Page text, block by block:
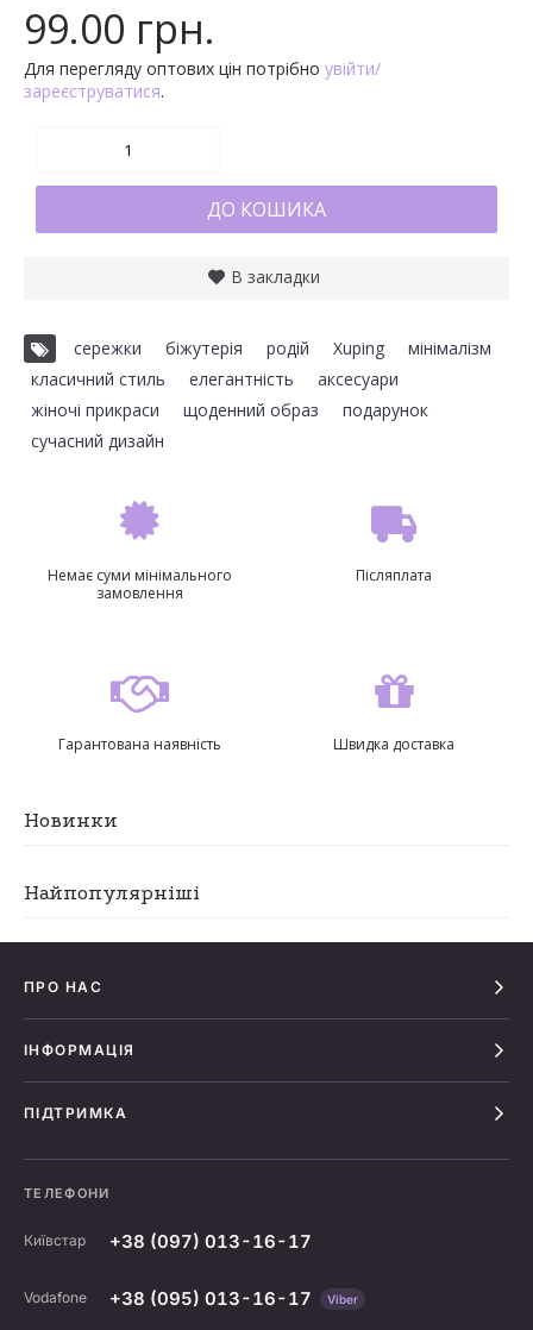
99.00 грн.
Для перегляду оптових цін потрібно увійти/
зареєструватися.
ДО КОШИКА
В закладки
сережки біжутерія родій Xuping мінімалізм
класичний стиль
елегантність аксесуари
жіночі прикраси
щоденний образ подарунок
сучасний дизайн
Немає суми мінімального
замовлення
Післяплата
Гарантована наявність Швидка доставка
Новинки
Найпопулярніші
ПРО НАС
ІНФОРМАЦІЯ
ПІДТРИМКА
ТЕЛЕФОНИ
Київстар +38 (097) 013-16-17
Vodafone +38 (095) 013-16-17 Viber